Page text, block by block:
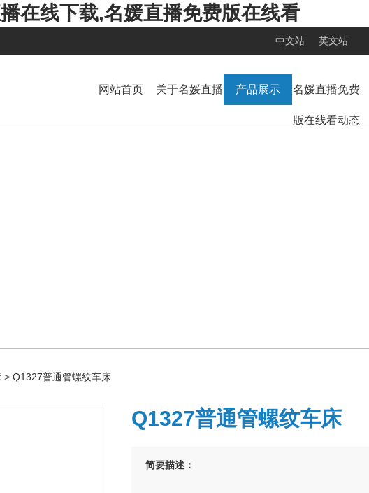
在线下载,名媛直播免费版在线看
中文站 英文站
网站首页 关于名媛直播 产品展示 名媛直播免费
版在线看动态
> Q1327普通管螺纹车床
Q1327普通管螺纹车床
简要描述：